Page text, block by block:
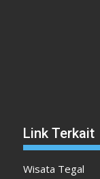
Link Terkait
Wisata Tegal